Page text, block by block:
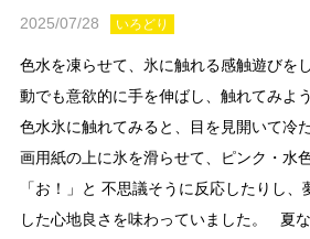
2025/07/28 いろどり
色水を凍らせて、氷に触れる感触遊びを
動でも意欲的に手を伸ばし、触れてみよ
色水氷に触れてみると、目を見開いて冷
画用紙の上に氷を滑らせて、ピンク・水
「お！」と 不思議そうに反応したりし
した心地良さを味わっていました。 夏